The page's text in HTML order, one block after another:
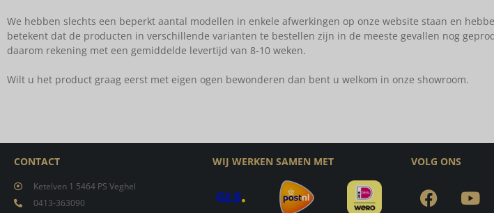
We hebben slechts een beperkt aantal modellen in enkele afwerkingen op onze website staan en
betekent dat de producten in verschillende varianten te bestellen zijn in de meeste gevallen nog
daarom rekening met een gemiddelde levertijd van 8-10 weken.
Wilt u het product graag eerst met eigen ogen bewonderen dan bent u welkom in onze showroom.
CONTACT
Ketelven 1 5464 PS Veghel
0413-363090
WIJ WERKEN SAMEN MET VOLG ONS